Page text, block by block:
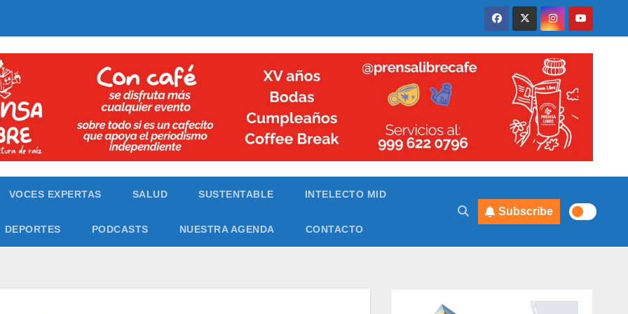
VOCES EXPERTAS SALUD SUSTENTABLE INTELECTO MID
DEPORTES PODCASTS NUESTRA AGENDA CONTACTO
Subscribe